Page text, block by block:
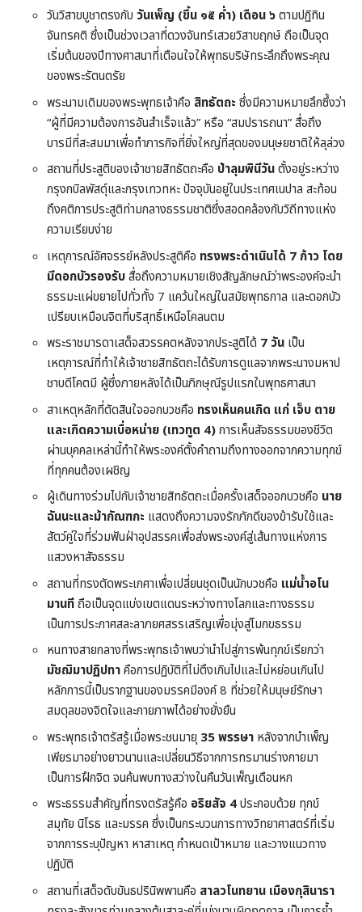
วันวิสาขบูชาตรงกับ วันเพ็ญ (ขึ้น ๑๕ ค่ำ) เดือน ๖ตามปฏิทิน
จันทรคติ ซึ่งเป็นช่วงเวลาที่ดวงจันทร์เสวยวิสาขฤกษ์ ถือเป็นจุด
เริ่มต้นของปีทางศาสนาที่เตือนใจให้พุทธบริษัทระลึกถึงพระคุณ
ของพระรัตนตรัย
พระนามเดิมของพระพุทธเจ้าคือ สิทธัตถะ ซึ่งมีความหมายลึกซึ้งว่า
“ผู้ที่มีความต้องการอันสำเร็จแล้ว” หรือ “สมปรารถนา” สื่อถึง
บารมีที่สะสมมาเพื่อทำภารกิจที่ยิ่งใหญ่ที่สุดของมนุษยชาติให้ลุล่วง
สถานที่ประสูติของเจ้าชายสิทธัตถะคือ ป่าลุมพินีวันตั้งอยู่ระหว่าง
กรุงกบิลพัสดุ์และกรุงเทวทหะ ปัจจุบันอยู่ในประเทศเนปาล สะท้อน
ถึงคติการประสูติท่ามกลางธรรมชาติซึ่งสอดคล้องกับวิถีทางแห่ง
ความเรียบง่าย
เหตุการณ์อัศจรรย์หลังประสูติคือ ทรงพระดำเนินได้ 7 ก้าว โดย
มีดอกบัวรองรับสื่อถึงความหมายเชิงสัญลักษณ์ว่าพระองค์จะนำ
ธรรมะแผ่ขยายไปทั่วทั้ง 7 แคว้นใหญ่ในสมัยพุทธกาล และดอกบัว
เปรียบเหมือนจิตที่บริสุทธิ์เหนือโคลนตม
พระราชมารดาเสด็จสวรรคตหลังจากประสูติได้ 7 วันเป็น
เหตุการณ์ที่ทำให้เจ้าชายสิทธัตถะได้รับการดูแลจากพระนางมหาป
ชาบดีโคตมี ผู้ซึ่งภายหลังได้เป็นภิกษุณีรูปแรกในพุทธศาสนา
สาเหตุหลักที่ตัดสินใจออกบวชคือ ทรงเห็นคนเกิด แก่ เจ็บ ตาย
และเกิดความเบื่อหน่าย (เทวทูต 4)การเห็นสัจธรรมของชีวิต
ผ่านบุคคลเหล่านี้ทำให้พระองค์ตั้งคำถามถึงทางออกจากความทุกข์
ที่ทุกคนต้องเผชิญ
ผู้เดินทางร่วมไปกับเจ้าชายสิทธัตถะเมื่อครั้งเสด็จออกบวชคือ นาย
ฉันนะและม้ากัณฑกะ แสดงถึงความจงรักภักดีของข้ารับใช้และ
สัตว์คู่ใจที่ร่วมฟันฝ่าอุปสรรคเพื่อส่งพระองค์สู่เส้นทางแห่งการ
แสวงหาสัจธรรม
สถานที่ทรงตัดพระเกศาเพื่อเปลี่ยนชุดเป็นนักบวชคือ แม่น้ำอโน
มานทีถือเป็นจุดแบ่งเขตแดนระหว่างทางโลกและทางธรรม
เป็นการประกาศสละลาภยศสรรเสริญเพื่อมุ่งสู่โมกขธรรม
หนทางสายกลางที่พระพุทธเจ้าพบว่านำไปสู่การพ้นทุกข์เรียกว่า
มัชฌิมาปฏิปทาคือการปฏิบัติที่ไม่ตึงเกินไปและไม่หย่อนเกินไป
หลักการนี้เป็นรากฐานของมรรคมีองค์ 8 ที่ช่วยให้มนุษย์รักษา
สมดุลของจิตใจและกายภาพได้อย่างยั่งยืน
พระพุทธเจ้าตรัสรู้เมื่อพระชนมายุ 35 พรรษาหลังจากบำเพ็ญ
เพียรมาอย่างยาวนานและเปลี่ยนวิธีจากการทรมานร่างกายมา
เป็นการฝึกจิต จนค้นพบทางสว่างในคืนวันเพ็ญเดือนหก
พระธรรมสำคัญที่ทรงตรัสรู้คือ อริยสัจ 4ประกอบด้วย ทุกข์
สมุทัย นิโรธ และมรรค ซึ่งเป็นกระบวนการทางวิทยาศาสตร์ที่เริ่ม
จากการระบุปัญหา หาสาเหตุ กำหนดเป้าหมาย และวางแนวทาง
ปฏิบัติ
สถานที่เสด็จดับขันธปรินิพพานคือ สาลวโนทยาน เมืองกุสินารา